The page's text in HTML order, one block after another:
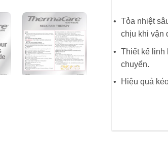
Tỏa nhiệt
chịu khi vận
Thiết kế linh
chuyển.
Hiệu quả